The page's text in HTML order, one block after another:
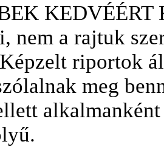
KEDVÉÉRT
nem a rajtuk
riportok
meg